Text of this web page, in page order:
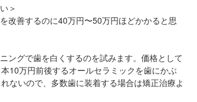
＞
改善するのに40万円〜50万円ほどかかると思
ングで歯を白くするのを試みます。価格として
10万円前後するオールセラミックを歯にかぶ
ないので、多数歯に装着する場合は矯正治療よ